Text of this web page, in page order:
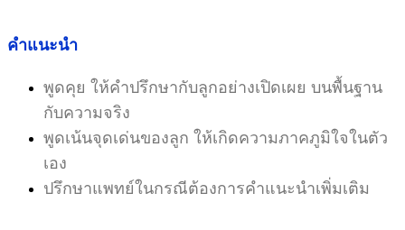
คำแนะนำ
พูดคุย ให้คำปรึกษากับลูกอย่างเปิดเผย บนพื้นฐาน
กับความจริง
พูดเน้นจุดเด่นของลูก ให้เกิดความภาคภูมิใจในตัว
เอง
ปรึกษาแพทย์ในกรณีต้องการคำแนะนำเพิ่มเติม